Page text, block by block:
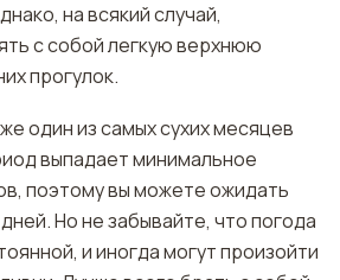
на всякий случай,
с собой легкую верхнюю
прогулок.
один из самых сухих месяцев
выпадает минимальное
поэтому вы можете ожидать
Но не забывайте, что погода
и иногда могут произойти